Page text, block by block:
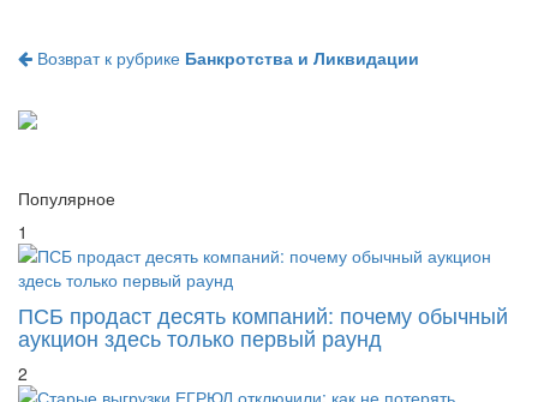
Возврат к рубрике Банкротства и Ликвидации
Популярное
1
ПСБ продаст десять компаний: почему обычный
аукцион здесь только первый раунд
2